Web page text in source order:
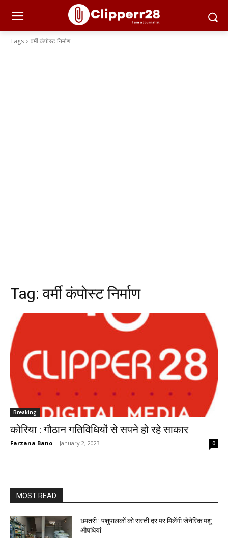
Tags वर्मी कंपोस्ट निर्माण
Tag:वर्मी कंपोस्ट निर्माण
Breaking
कोरिया : गौठान गतिविधियों से सपने हो रहे साकार
Farzana Bano - January 2, 2023 0
MOST READ
धमतरी : पशुपालकों को सस्ती दर पर मिलेंगी जेनेरिक पशु
औषधियां